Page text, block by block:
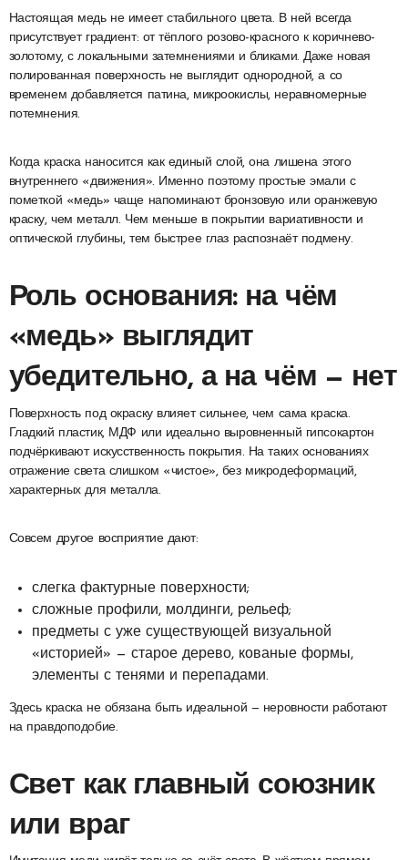
Настоящая медь не имеет стабильного цвета. В ней всегда
присутствует градиент: от тёплого розово-красного к коричнево-
золотому, с локальными затемнениями и бликами. Даже новая
полированная поверхность не выглядит однородной, а со
временем добавляется патина, микроокислы, неравномерные
потемнения.
Когда краска наносится как единый слой, она лишена этого
внутреннего «движения». Именно поэтому простые эмали с
пометкой «медь» чаще напоминают бронзовую или оранжевую
краску, чем металл. Чем меньше в покрытии вариативности и
оптической глубины, тем быстрее глаз распознаёт подмену.
Роль основания: на чём
«медь» выглядит
убедительно, а на чём — нет
Поверхность под окраску влияет сильнее, чем сама краска.
Гладкий пластик, МДФ или идеально выровненный гипсокартон
подчёркивают искусственность покрытия. На таких основаниях
отражение света слишком «чистое», без микродеформаций,
характерных для металла.
Совсем другое восприятие дают:
слегка фактурные поверхности;
сложные профили, молдинги, рельеф;
предметы с уже существующей визуальной
«историей» — старое дерево, кованые формы,
элементы с тенями и перепадами.
Здесь краска не обязана быть идеальной — неровности работают
на правдоподобие.
Свет как главный союзник
или враг